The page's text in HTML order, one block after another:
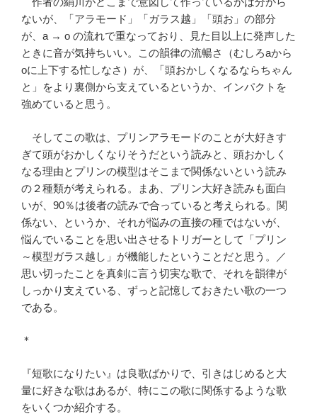
ないが、「アラモード」「ガラス越」「頭お」の部分
が、a → o の流れで重なっており、見た目以上に発声した
ときに音が気持ちいい。この韻律の流暢さ（むしろaから
oに上下する忙しなさ）が、「頭おかしくなるならちゃん
と」をより裏側から支えているというか、インパクトを
強めていると思う。
そしてこの歌は、プリンアラモードのことが大好きす
ぎて頭がおかしくなりそうだという読みと、頭おかしく
なる理由とプリンの模型はそこまで関係ないという読み
の２種類が考えられる。まあ、プリン大好き読みも面白
いが、90％は後者の読みで合っていると考えられる。関
係ない、というか、それが悩みの直接の種ではないが、
悩んでいることを思い出させるトリガーとして「プリン
～模型ガラス越し」が機能したということだと思う。／
思い切ったことを真剣に言う切実な歌で、それを韻律が
しっかり支えている、ずっと記憶しておきたい歌の一つ
である。
＊
『短歌になりたい』は良歌ばかりで、引きはじめると大
量に好きな歌はあるが、特にこの歌に関係するような歌
をいくつか紹介する。